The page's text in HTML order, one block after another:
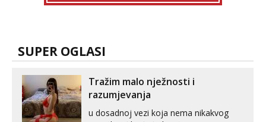
SUPER OGLASI
Tražim malo nježnosti i
razumjevanja
u dosadnoj vezi koja nema nikakvog